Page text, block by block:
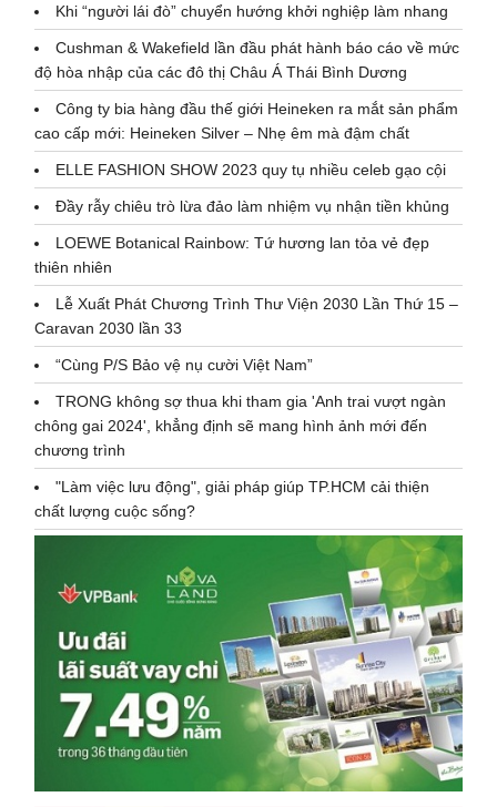
Khi “người lái đò” chuyển hướng khởi nghiệp làm nhang
Cushman & Wakefield lần đầu phát hành báo cáo về mức
độ hòa nhập của các đô thị Châu Á Thái Bình Dương
Công ty bia hàng đầu thế giới Heineken ra mắt sản phẩm
cao cấp mới: Heineken Silver – Nhẹ êm mà đậm chất
ELLE FASHION SHOW 2023 quy tụ nhiều celeb gạo cội
Đầy rẫy chiêu trò lừa đảo làm nhiệm vụ nhận tiền khủng
LOEWE Botanical Rainbow: Tứ hương lan tỏa vẻ đẹp
thiên nhiên
Lễ Xuất Phát Chương Trình Thư Viện 2030 Lần Thứ 15 –
Caravan 2030 lần 33
“Cùng P/S Bảo vệ nụ cười Việt Nam”
TRONG không sợ thua khi tham gia 'Anh trai vượt ngàn
chông gai 2024', khẳng định sẽ mang hình ảnh mới đến
chương trình
"Làm việc lưu động", giải pháp giúp TP.HCM cải thiện
chất lượng cuộc sống?